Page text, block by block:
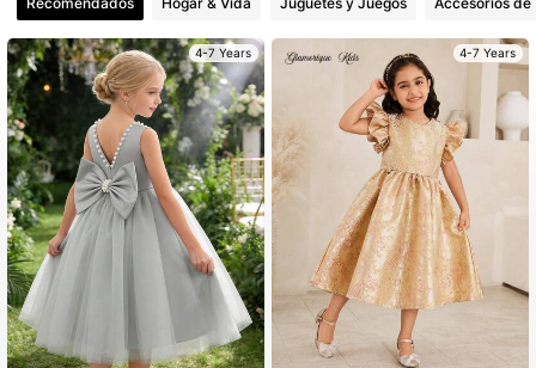
4,93 243K Seguidores
4,93 243K Seguidores
4,93 243K Seguidores
4-7 Years 4-7 Years